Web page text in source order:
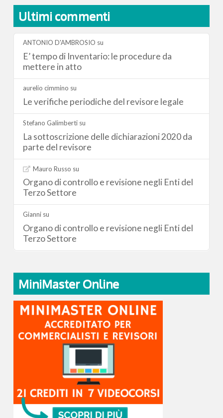
Ultimi commenti
ANTONIO D'AMBROSIO su
E’ tempo di Inventario: le procedure da
mettere in atto
aurelio cimmino su
Le verifiche periodiche del revisore legale
Stefano Galimberti su
La sottoscrizione delle dichiarazioni 2020 da
parte del revisore
Mauro Russo su
Organo di controllo e revisione negli Enti del
Terzo Settore
Gianni su
Organo di controllo e revisione negli Enti del
Terzo Settore
MiniMaster Online